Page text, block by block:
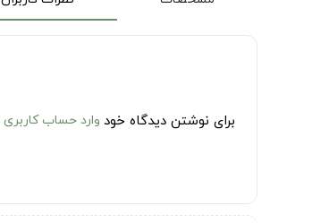
برای نوشتن دیدگاه خود وارد حساب کاربری